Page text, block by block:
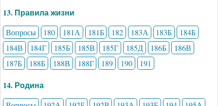
13. Правила жизни
Вопросы 180 181А 181Б 182 183А 183Б
184Б
184В
184Г 185Б 185В 185Г 185Д 186Б
186В
187Б
188Б 188В 188Г 189 190 191
14. Родина